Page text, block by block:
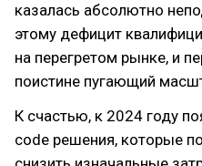
казалась абсолютно
этому дефицит
на перегретом рынке, и
поистине пугающий
К счастью, к 2024 году
code решения, которые